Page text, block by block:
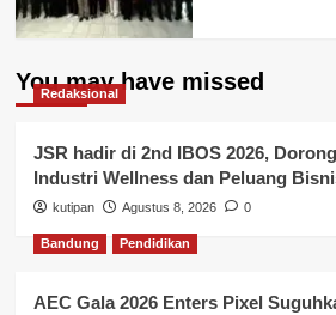
You may have missed
Redaksional
JSR hadir di 2nd IBOS 2026,
Industri Wellness dan Peluang
kutipan Agustus 8, 2026 0
Bandung Pendidikan
AEC Gala 2026 Enters Pixel